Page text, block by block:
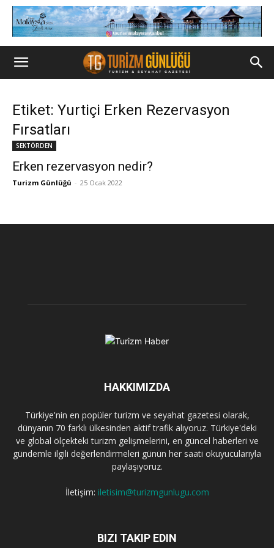
Etiket: Yurtiçi Erken Rezervasyon
Fırsatları
SEKTÖRDEN
Erken rezervasyon nedir?
Turizm Günlüğü - 25 Ocak 2022
HAKKIMIZDA
Türkiye'nin en popüler turizm ve seyahat gazetesi olarak,
dünyanın 70 farklı ülkesinden aktif trafik alıyoruz. Türkiye'deki
ve global ölçekteki turizm gelişmelerini, en güncel haberleri ve
gündemle ilgili değerlendirmeleri günün her saati okuyucularıyla
paylaşıyoruz.
İletişim: iletisim@turizmgunlugu.com
BIZI TAKIP EDIN